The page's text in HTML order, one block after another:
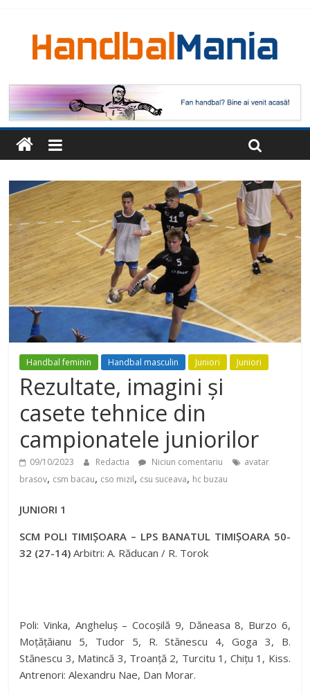
Handbal feminin Handbal masculin Juniori Juniori
Rezultate, imagini și
casete tehnice din
campionatele juniorilor
09/10/2023 Redactia Niciun comentariu
avatar
brasov, csm bacau, cso mizil, csu suceava, hc buzau
JUNIORI 1
SCM POLI TIMIȘOARA – LPS BANATUL TIMIȘOARA 50-
32 (27-14) Arbitri: A. Răducan / R. Torok
Poli: Vinka, Angheluș – Cocoșilă 9, Dăneasa 8, Burzo 6,
Moțățăianu 5, Tudor 5, R. Stănescu 4, Goga 3, B.
Stănescu 3, Matincă 3, Troanță 2, Turcitu 1, Chițu 1, Kiss.
Antrenori: Alexandru Nae, Dan Morar.